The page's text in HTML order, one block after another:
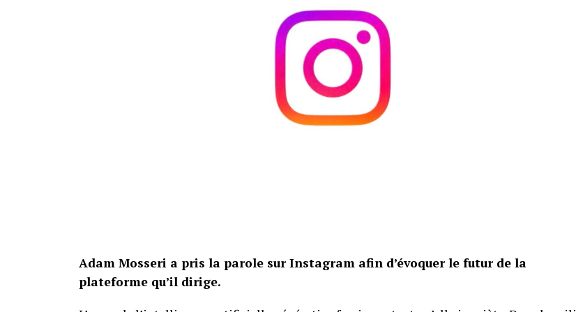
pièces, il dépasse nettement le ratio de dix centimes par élément souvent utilisé par les
collectionneurs pour évaluer le positionnement tarifaire d’une boîte. La présence d’une
licence et de huit figurines peut expliquer une partie du coût, sans effacer l’écart.
Le projet initial dépassait par ailleurs les 2 000 pièces, avant les modifications apportées
pour sa commercialisation. Le résultat conserve néanmoins son ambiance, ses décors
modulaires et un casting particulièrement complet. Les fans séduits par la construction,
Adam Mosseri a pris la parole sur Instagram afin d’évoquer le futur de la
plateforme qu’il dirige.